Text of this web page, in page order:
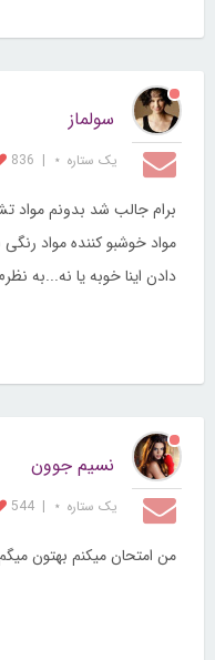
سولماز
یک ستاره ⋆ |
836
برام جالب شد بدونم مواد
مواد خوشبو کننده مواد
دادن اینا خوبه یا نه...به
نسیم جوون
یک ستاره ⋆ |
544
من امتحان میکنم بهتون